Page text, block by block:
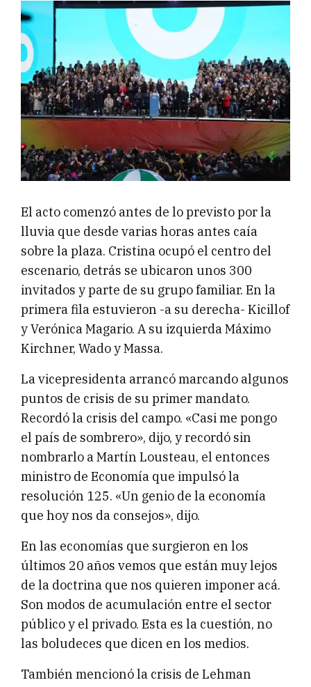
El acto comenzó antes de lo previsto por la
lluvia que desde varias horas antes caía
sobre la plaza. Cristina ocupó el centro del
escenario, detrás se ubicaron unos 300
invitados y parte de su grupo familiar. En la
primera fila estuvieron -a su derecha- Kicillof
y Verónica Magario. A su izquierda Máximo
Kirchner, Wado y Massa.
La vicepresidenta arrancó marcando algunos
puntos de crisis de su primer mandato.
Recordó la crisis del campo. «Casi me pongo
el país de sombrero», dijo, y recordó sin
nombrarlo a Martín Lousteau, el entonces
ministro de Economía que impulsó la
resolución 125. «Un genio de la economía
que hoy nos da consejos», dijo.
En las economías que surgieron en los
últimos 20 años vemos que están muy lejos
de la doctrina que nos quieren imponer acá.
Son modos de acumulación entre el sector
público y el privado. Esta es la cuestión, no
las boludeces que dicen en los medios.
También mencionó la crisis de Lehman